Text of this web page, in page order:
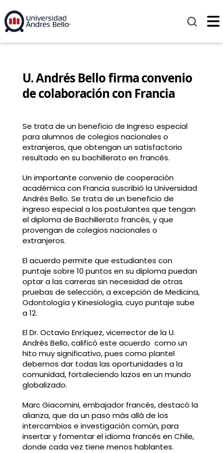
U. Andrés Bello firma convenio
de colaboración con Francia
Se trata de un beneficio de Ingreso especial
para alumnos de colegios nacionales o
extranjeros, que obtengan un satisfactorio
resultado en su bachillerato en francés.
Un importante convenio de cooperación
académica con Francia suscribió la Universidad
Andrés Bello. Se trata de un beneficio de
ingreso especial a los postulantes que tengan
el diploma de Bachillerato francés, y que
provengan de colegios nacionales o
extranjeros.
El acuerdo permite que estudiantes con
puntaje sobre 10 puntos en su diploma puedan
optar a las carreras sin necesidad de otras
pruebas de selección, a excepción de Medicina,
Odontología y Kinesiología, cuyo puntaje sube
a 12.
El Dr. Octavio Enríquez, vicerrector de la U.
Andrés Bello, calificó este acuerdo como un
hito muy significativo, pues como plantel
debemos dar todas las oportunidades a la
comunidad, fortaleciendo lazos en un mundo
globalizado.
Marc Giacomini, embajador francés, destacó la
alianza, que da un paso más allá de los
intercambios e investigación común, para
insertar y fomentar el idioma francés en Chile,
donde cada vez tiene menos hablantes.